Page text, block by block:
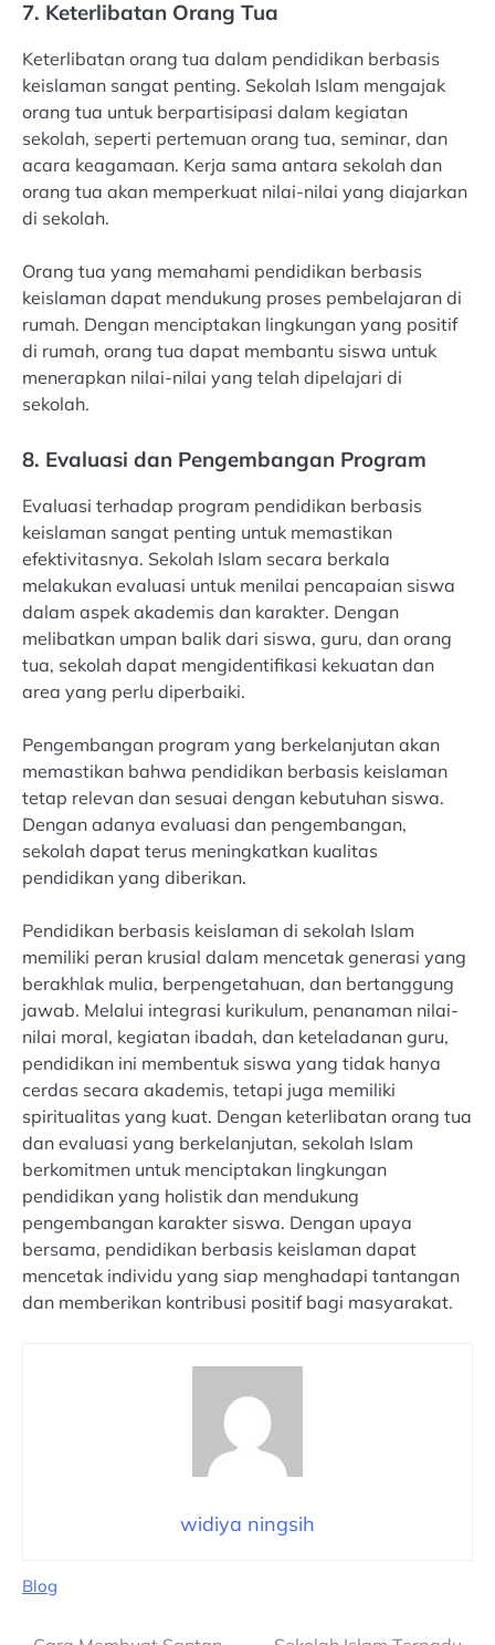
7. Keterlibatan Orang Tua
Keterlibatan orang tua dalam pendidikan berbasis
keislaman sangat penting. Sekolah Islam mengajak
orang tua untuk berpartisipasi dalam kegiatan
sekolah, seperti pertemuan orang tua, seminar, dan
acara keagamaan. Kerja sama antara sekolah dan
orang tua akan memperkuat nilai-nilai yang diajarkan
di sekolah.
Orang tua yang memahami pendidikan berbasis
keislaman dapat mendukung proses pembelajaran di
rumah. Dengan menciptakan lingkungan yang positif
di rumah, orang tua dapat membantu siswa untuk
menerapkan nilai-nilai yang telah dipelajari di
sekolah.
8. Evaluasi dan Pengembangan Program
Evaluasi terhadap program pendidikan berbasis
keislaman sangat penting untuk memastikan
efektivitasnya. Sekolah Islam secara berkala
melakukan evaluasi untuk menilai pencapaian siswa
dalam aspek akademis dan karakter. Dengan
melibatkan umpan balik dari siswa, guru, dan orang
tua, sekolah dapat mengidentifikasi kekuatan dan
area yang perlu diperbaiki.
Pengembangan program yang berkelanjutan akan
memastikan bahwa pendidikan berbasis keislaman
tetap relevan dan sesuai dengan kebutuhan siswa.
Dengan adanya evaluasi dan pengembangan,
sekolah dapat terus meningkatkan kualitas
pendidikan yang diberikan.
Pendidikan berbasis keislaman di sekolah Islam
memiliki peran krusial dalam mencetak generasi yang
berakhlak mulia, berpengetahuan, dan bertanggung
jawab. Melalui integrasi kurikulum, penanaman nilai-
nilai moral, kegiatan ibadah, dan keteladanan guru,
pendidikan ini membentuk siswa yang tidak hanya
cerdas secara akademis, tetapi juga memiliki
spiritualitas yang kuat. Dengan keterlibatan orang tua
dan evaluasi yang berkelanjutan, sekolah Islam
berkomitmen untuk menciptakan lingkungan
pendidikan yang holistik dan mendukung
pengembangan karakter siswa. Dengan upaya
bersama, pendidikan berbasis keislaman dapat
mencetak individu yang siap menghadapi tantangan
dan memberikan kontribusi positif bagi masyarakat.
widiya ningsih
Blog